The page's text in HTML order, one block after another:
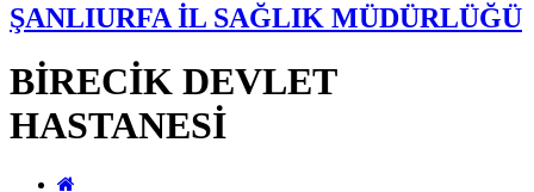
ŞANLIURFA İL SAĞLIK MÜDÜRLÜĞÜ
BİRECİK DEVLET
HASTANESİ